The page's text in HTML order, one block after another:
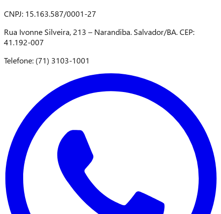
CNPJ: 15.163.587/0001-27
Rua Ivonne Silveira, 213 – Narandiba. Salvador/BA. CEP:
41.192-007
Telefone: (71) 3103-1001